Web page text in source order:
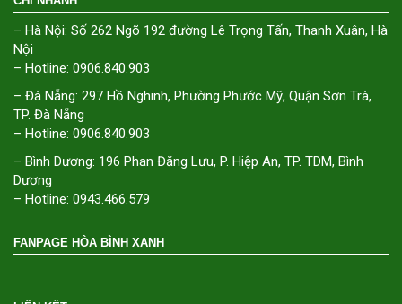
– Hà Nội: Số 262 Ngõ 192 đường Lê Trọng Tấn, Thanh Xuân, Hà
Nội
– Hotline: 0906.840.903
– Đà Nẵng: 297 Hồ Nghinh, Phường Phước Mỹ, Quận Sơn Trà,
TP. Đà Nẵng
– Hotline: 0906.840.903
– Bình Dương: 196 Phan Đăng Lưu, P. Hiệp An, TP. TDM, Bình
Dương
– Hotline: 0943.466.579
FANPAGE HÒA BÌNH XANH